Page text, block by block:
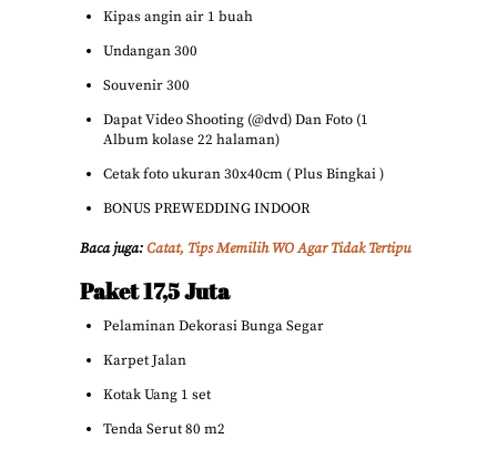
Kipas angin air 1 buah
Undangan 300
Souvenir 300
Dapat Video Shooting (@dvd) Dan Foto (1
Album kolase 22 halaman)
Cetak foto ukuran 30x40cm ( Plus Bingkai )
BONUS PREWEDDING INDOOR
Baca juga:Catat, Tips Memilih WO Agar Tidak Tertipu
Paket 17,5 Juta
Pelaminan Dekorasi Bunga Segar
Karpet Jalan
Kotak Uang 1 set
Tenda Serut 80 m2